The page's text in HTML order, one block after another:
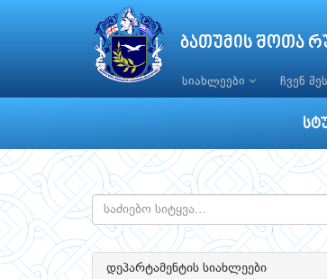
ბათუმის შოთა
სიახლეები ჩვენ
დეპარტამენტის სიახლეები